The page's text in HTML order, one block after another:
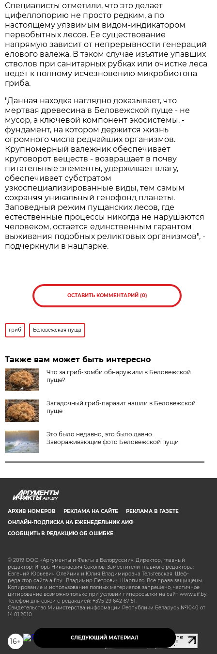
СЛЕДУЮЩИЙ МАТЕРИАЛ
Специалисты отметили, что это делает
цифеллопорию не просто редким, а по
настоящему уязвимым видом-индикатором
первобытных лесов. Ее существование
напрямую зависит от непрерывности генераций
елового валежа. В таком случае изъятие упавших
стволов при санитарных рубках или очистке леса
ведет к полному исчезновению микробиотопа
гриба.
"Данная находка наглядно доказывает, что
мертвая древесина в Беловежской пуще - не
мусор, а ключевой компонент экосистемы, -
фундамент, на котором держится жизнь
огромного числа редчайших организмов.
Крупномерный валежник обеспечивает
круговорот веществ - возвращает в почву
питательные элементы, удерживает влагу,
обеспечивает субстратом
узкоспециализированные виды, тем самым
сохраняя уникальный генофонд планеты.
Заповедный режим пущанских лесов, где
естественные процессы никогда не нарушаются
человеком, остается единственным гарантом
выживания подобных реликтовых организмов", -
подчеркнули в нацпарке.
ОСТАВИТЬ КОММЕНТАРИЙ (0)
гриб Беловежская пуща
Также вам может быть интересно
Что за гриб-зомби обнаружили в Беловежской
пуще?
Загадочный гриб-паразит нашли в Беловежской
пуще
Это было недавно, это было давно.
Завораживающие фото Беловежской пущи
AIF.BY
АРХИВ НОМЕРОВ РЕКЛАМА НА САЙТЕ
РЕКЛАМА В ГАЗЕТЕ
ОНЛАЙН-ПОДПИСКА НА ЕЖЕНЕДЕЛЬНИК АИФ
СООБЩИТЬ В РЕДАКЦИЮ ОБ ОШИБКЕ
© 2019 ООО «Аргументы и Факты в Белоруссии». Директор, главный
редактор: Игорь Николаевич Соколов. Заместители главного редактора:
Евгений Юрьевич Олейник и Юлия Владимировна Тельтевская. Шеф-
редактор сайта aif.by: Владимир Петрович Шарпило. Все права защищены.
Копирование и использование полных материалов запрещено, частичное
цитирование возможно только при условии гиперссылки на сайт www.aif.by.
Телефон для связи с редакцией: +375 29 642 67 51.
Свидетельство Министерства информации Республики Беларусь №1040 от
14.01.2010
16+